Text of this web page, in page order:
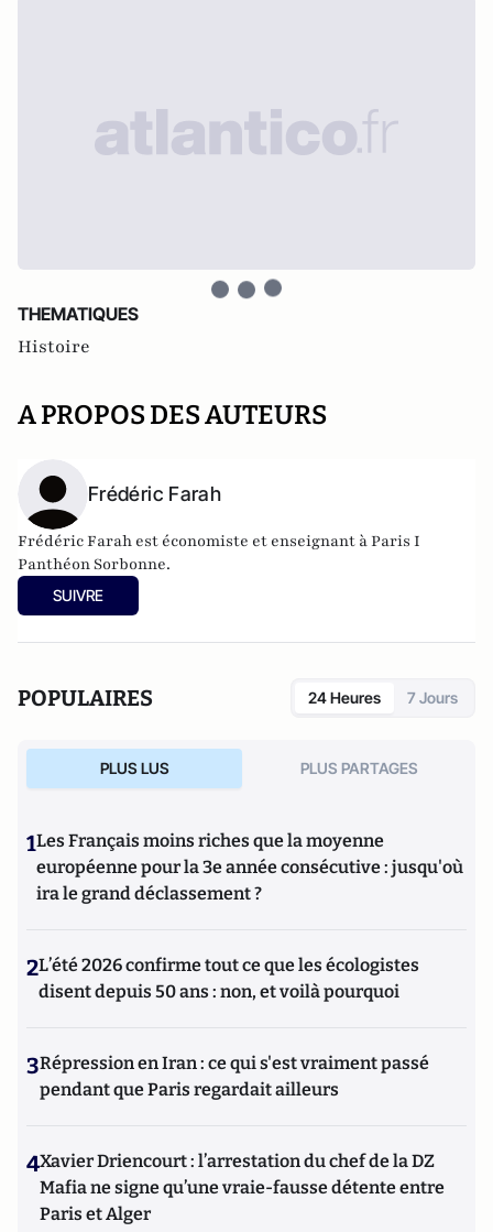
THEMATIQUES
Histoire
A PROPOS DES AUTEURS
Frédéric Farah
Frédéric Farah est économiste et enseignant à Paris I
Panthéon Sorbonne.
SUIVRE
POPULAIRES 24 Heures 7 Jours
PLUS LUS PLUS PARTAGES
1Les Français moins riches que la moyenne
européenne pour la 3e année consécutive : jusqu'où
ira le grand déclassement ?
2L’été 2026 confirme tout ce que les écologistes
disent depuis 50 ans : non, et voilà pourquoi
3Répression en Iran : ce qui s'est vraiment passé
pendant que Paris regardait ailleurs
4Xavier Driencourt : l’arrestation du chef de la DZ
Mafia ne signe qu’une vraie-fausse détente entre
Paris et Alger